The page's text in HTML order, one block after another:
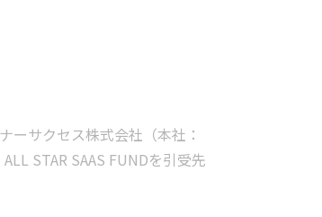
ーサクセス株式会社（本社：
STAR SAAS FUNDを引受先